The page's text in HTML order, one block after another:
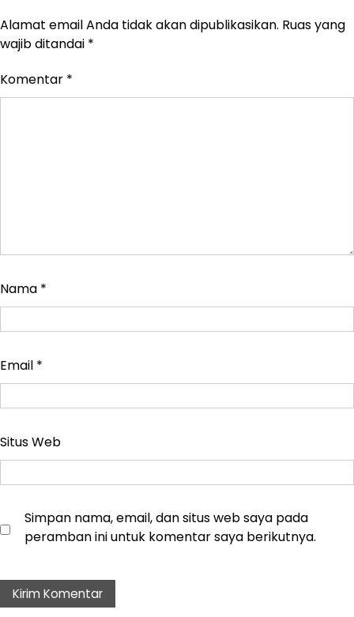
Alamat email Anda tidak akan dipublikasikan. Ruas yang
wajib ditandai *
Komentar *
Nama *
Email *
Situs Web
Simpan nama, email, dan situs web saya pada
peramban ini untuk komentar saya berikutnya.